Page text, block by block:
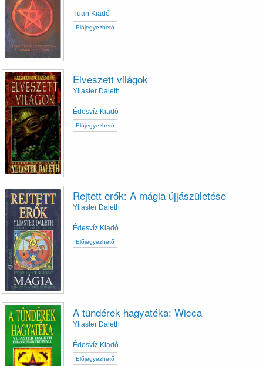
Tuan Kiadó
Előjegyezhető
Elveszett világok
Yliaster Daleth
Édesvíz Kiadó
Előjegyezhető
Rejtett erők: A mágia újjászületése
Yliaster Daleth
Édesvíz Kiadó
Előjegyezhető
A tündérek hagyatéka: Wicca
Yliaster Daleth
Édesvíz Kiadó
Előjegyezhető